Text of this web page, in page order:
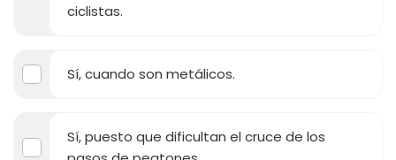
ciclistas.
Sí, cuando son metálicos.
Sí, puesto que dificultan el cruce de los